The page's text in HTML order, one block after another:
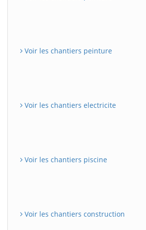
Voir les chantiers peinture
Voir les chantiers electricite
Voir les chantiers piscine
Voir les chantiers construction